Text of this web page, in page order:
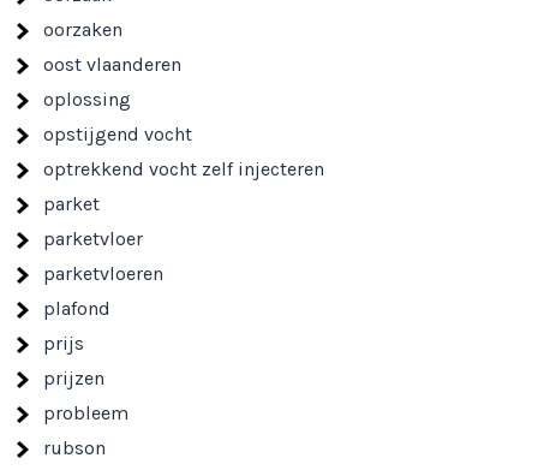
oorzaken
oost vlaanderen
oplossing
opstijgend vocht
optrekkend vocht zelf injecteren
parket
parketvloer
parketvloeren
plafond
prijs
prijzen
probleem
rubson